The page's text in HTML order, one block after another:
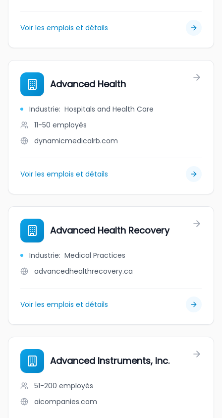
Voir les emplois et détails
Advanced Health
Industrie: Hospitals and Health Care
11-50 employés
dynamicmedicalrb.com
Voir les emplois et détails
Advanced Health Recovery
Industrie: Medical Practices
advancedhealthrecovery.ca
Voir les emplois et détails
Advanced Instruments, Inc.
51-200 employés
aicompanies.com